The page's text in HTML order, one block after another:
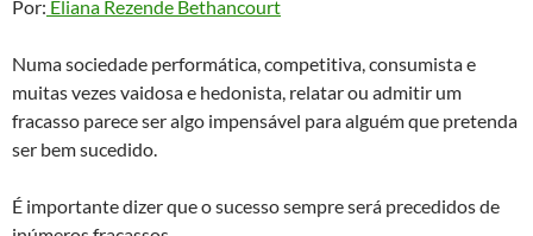
Por: Eliana Rezende Bethancourt
Numa sociedade performática, competitiva, consumista e
muitas vezes vaidosa e hedonista, relatar ou admitir um
fracasso parece ser algo impensável para alguém que pretenda
ser bem sucedido.
É importante dizer que o sucesso sempre será precedidos de